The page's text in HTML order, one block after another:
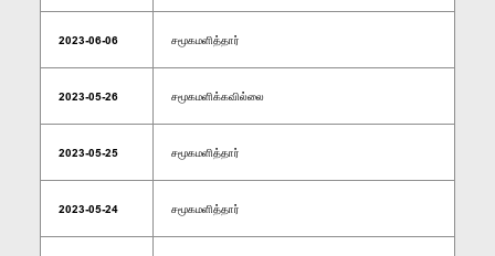
2023-06-06 சமூகமளித்தார்
2023-05-26 சமூகமளிக்கவில்லை
2023-05-25 சமூகமளித்தார்
2023-05-24 சமூகமளித்தார்